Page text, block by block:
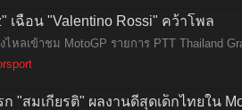
เฉือน "Valentino Rossi" คว้าโพล
ลเข้าชม MotoGP รายการ PTT Thailand
"สมเกียรติ" ผลงานดีสุดเด็กไทยใน